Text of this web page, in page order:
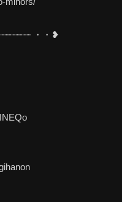
・・❥